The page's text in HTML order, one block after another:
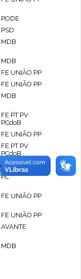
PODE
PSD
MDB
MDB
FE UNIÃO PP
FE UNIÃO PP
MDB
FE PT PV
PCdoB
FE UNIÃO PP
FE PT PV
PCdoB
FE UNIÃO PP
PL
FE UNIÃO PP
FE UNIÃO PP
AVANTE
MDB